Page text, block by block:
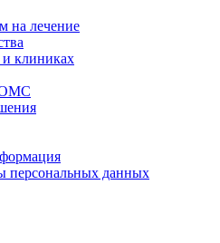
на лечение
клиниках
ОМС
персональных данных